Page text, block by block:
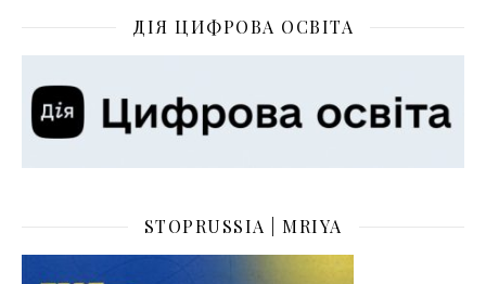
ДІЯ ЦИФРОВА ОСВІТА
STOPRUSSIA | MRIYA